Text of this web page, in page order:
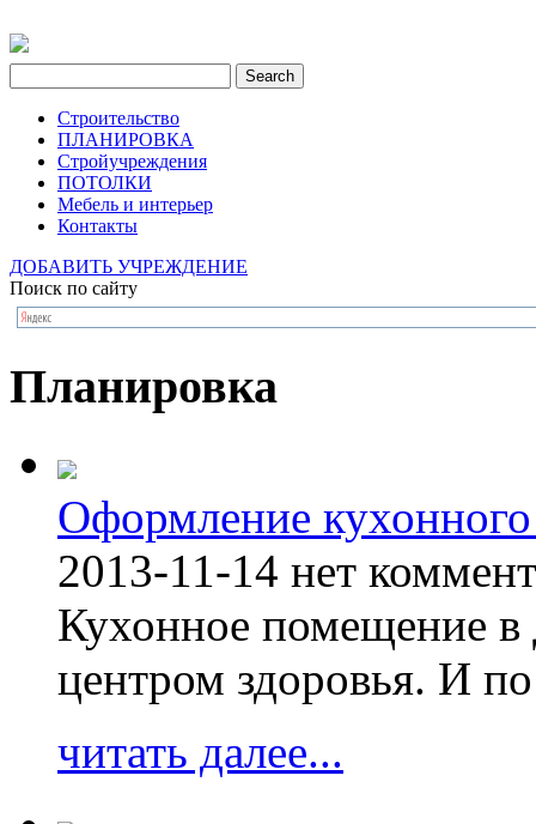
Строительство
ПЛАНИРОВКА
Стройучреждения
ПОТОЛКИ
Мебель и интерьер
Контакты
ДОБАВИТЬ УЧРЕЖДЕНИЕ
Поиск по сайту
Планировка
Оформление
2013-11-14 нет
Кухонное помещение в
центром здоровья. И
читать далее...